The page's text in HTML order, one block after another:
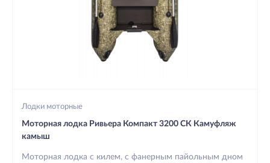
Лодки моторные
Моторная лодка Ривьера Компакт 3200 СК Камуфляж
камыш
Моторная лодка с килем, с фанерным пайольным дном